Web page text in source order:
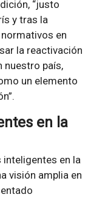
“justo
y tras la
en
la reactivación
nuestro país,
un elemento
en la
en la
visión amplia en